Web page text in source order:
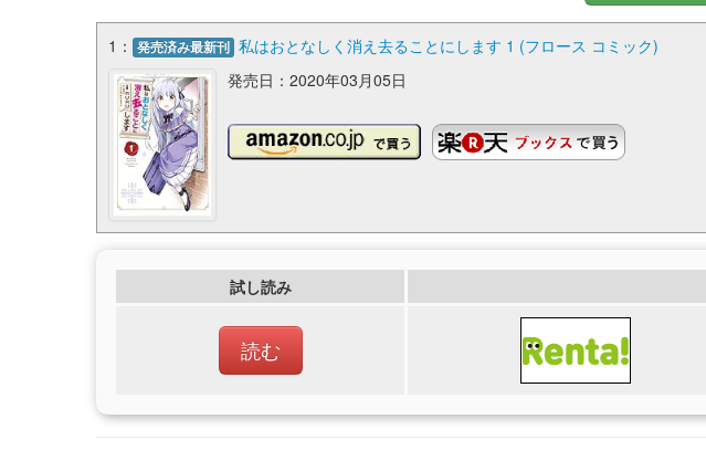
1： 発売済み最新刊 私はおとなしく消え去ることにします 1 (フロース コミック)
発売日：2020年03月05日
試し読み
読む